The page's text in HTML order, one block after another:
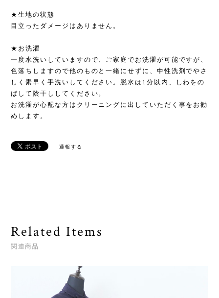
★生地の状態
目立ったダメージはありません。
★お洗濯
一度水洗いしていますので、ご家庭でお洗濯が可能ですが、
色落ちしますので他のものと一緒にせずに、中性洗剤でやさ
しく素早く手洗いしてください。脱水は1分以内、しわをの
ばして陰干ししてください。
お洗濯が心配な方はクリーニングに出していただく事をお勧
めします。
通報する
Related Items
関連商品